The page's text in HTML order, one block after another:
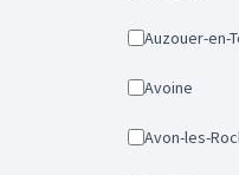
Auzouer-en-
Avoine
Avon-les-